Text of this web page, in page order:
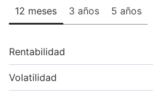
12 meses 3 años 5 años
Rentabilidad
Volatilidad